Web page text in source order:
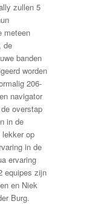
zullen 5
meteen
de
banden
worden
206-
navigator
overstap
in de
lekker op
in de
ervaring
equipes zijn
en Niek
Burg.